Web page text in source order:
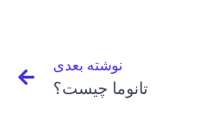
نوشته بعدی
تانوما چیست؟